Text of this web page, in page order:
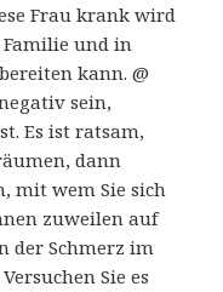
Frau krank wird
und in
kann. @
sein,
Es ist ratsam,
dann
mit wem Sie sich
zuweilen auf
der Schmerz im
Sie es